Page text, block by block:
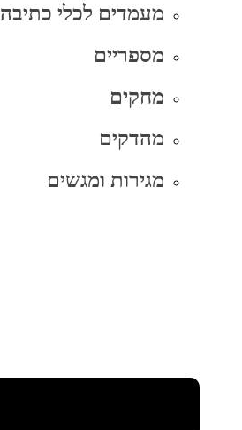
מעמדים לכלי כתיבה
מספריים
מחקים
מהדקים
מגירות ומגשים